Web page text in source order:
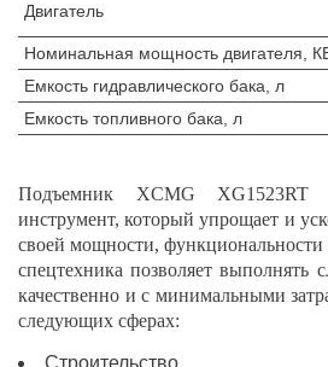
Двигатель
Номинальная мощность двигателя,
Емкость гидравлического бака, л
Емкость топливного бака, л
Подъемник XCMG
инструмент, который упрощает и
своей мощности, функциональности
спецтехника позволяет выполнять
качественно и с минимальными
следующих сферах:
Строительство